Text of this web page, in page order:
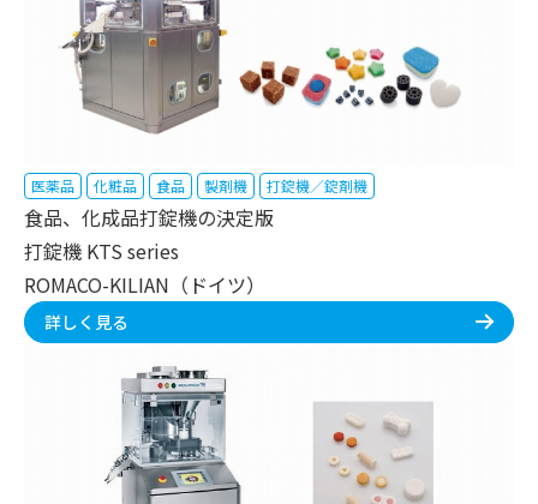
医薬品 化粧品 食品 製剤機 打錠機／錠剤機
食品、化成品打錠機の決定版
打錠機 KTS series
ROMACO-KILIAN（ドイツ）
詳しく見る